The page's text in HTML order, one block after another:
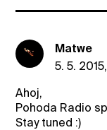
Matwe
5. 5.
Ahoj,
Pohoda Radio
Stay tuned :)